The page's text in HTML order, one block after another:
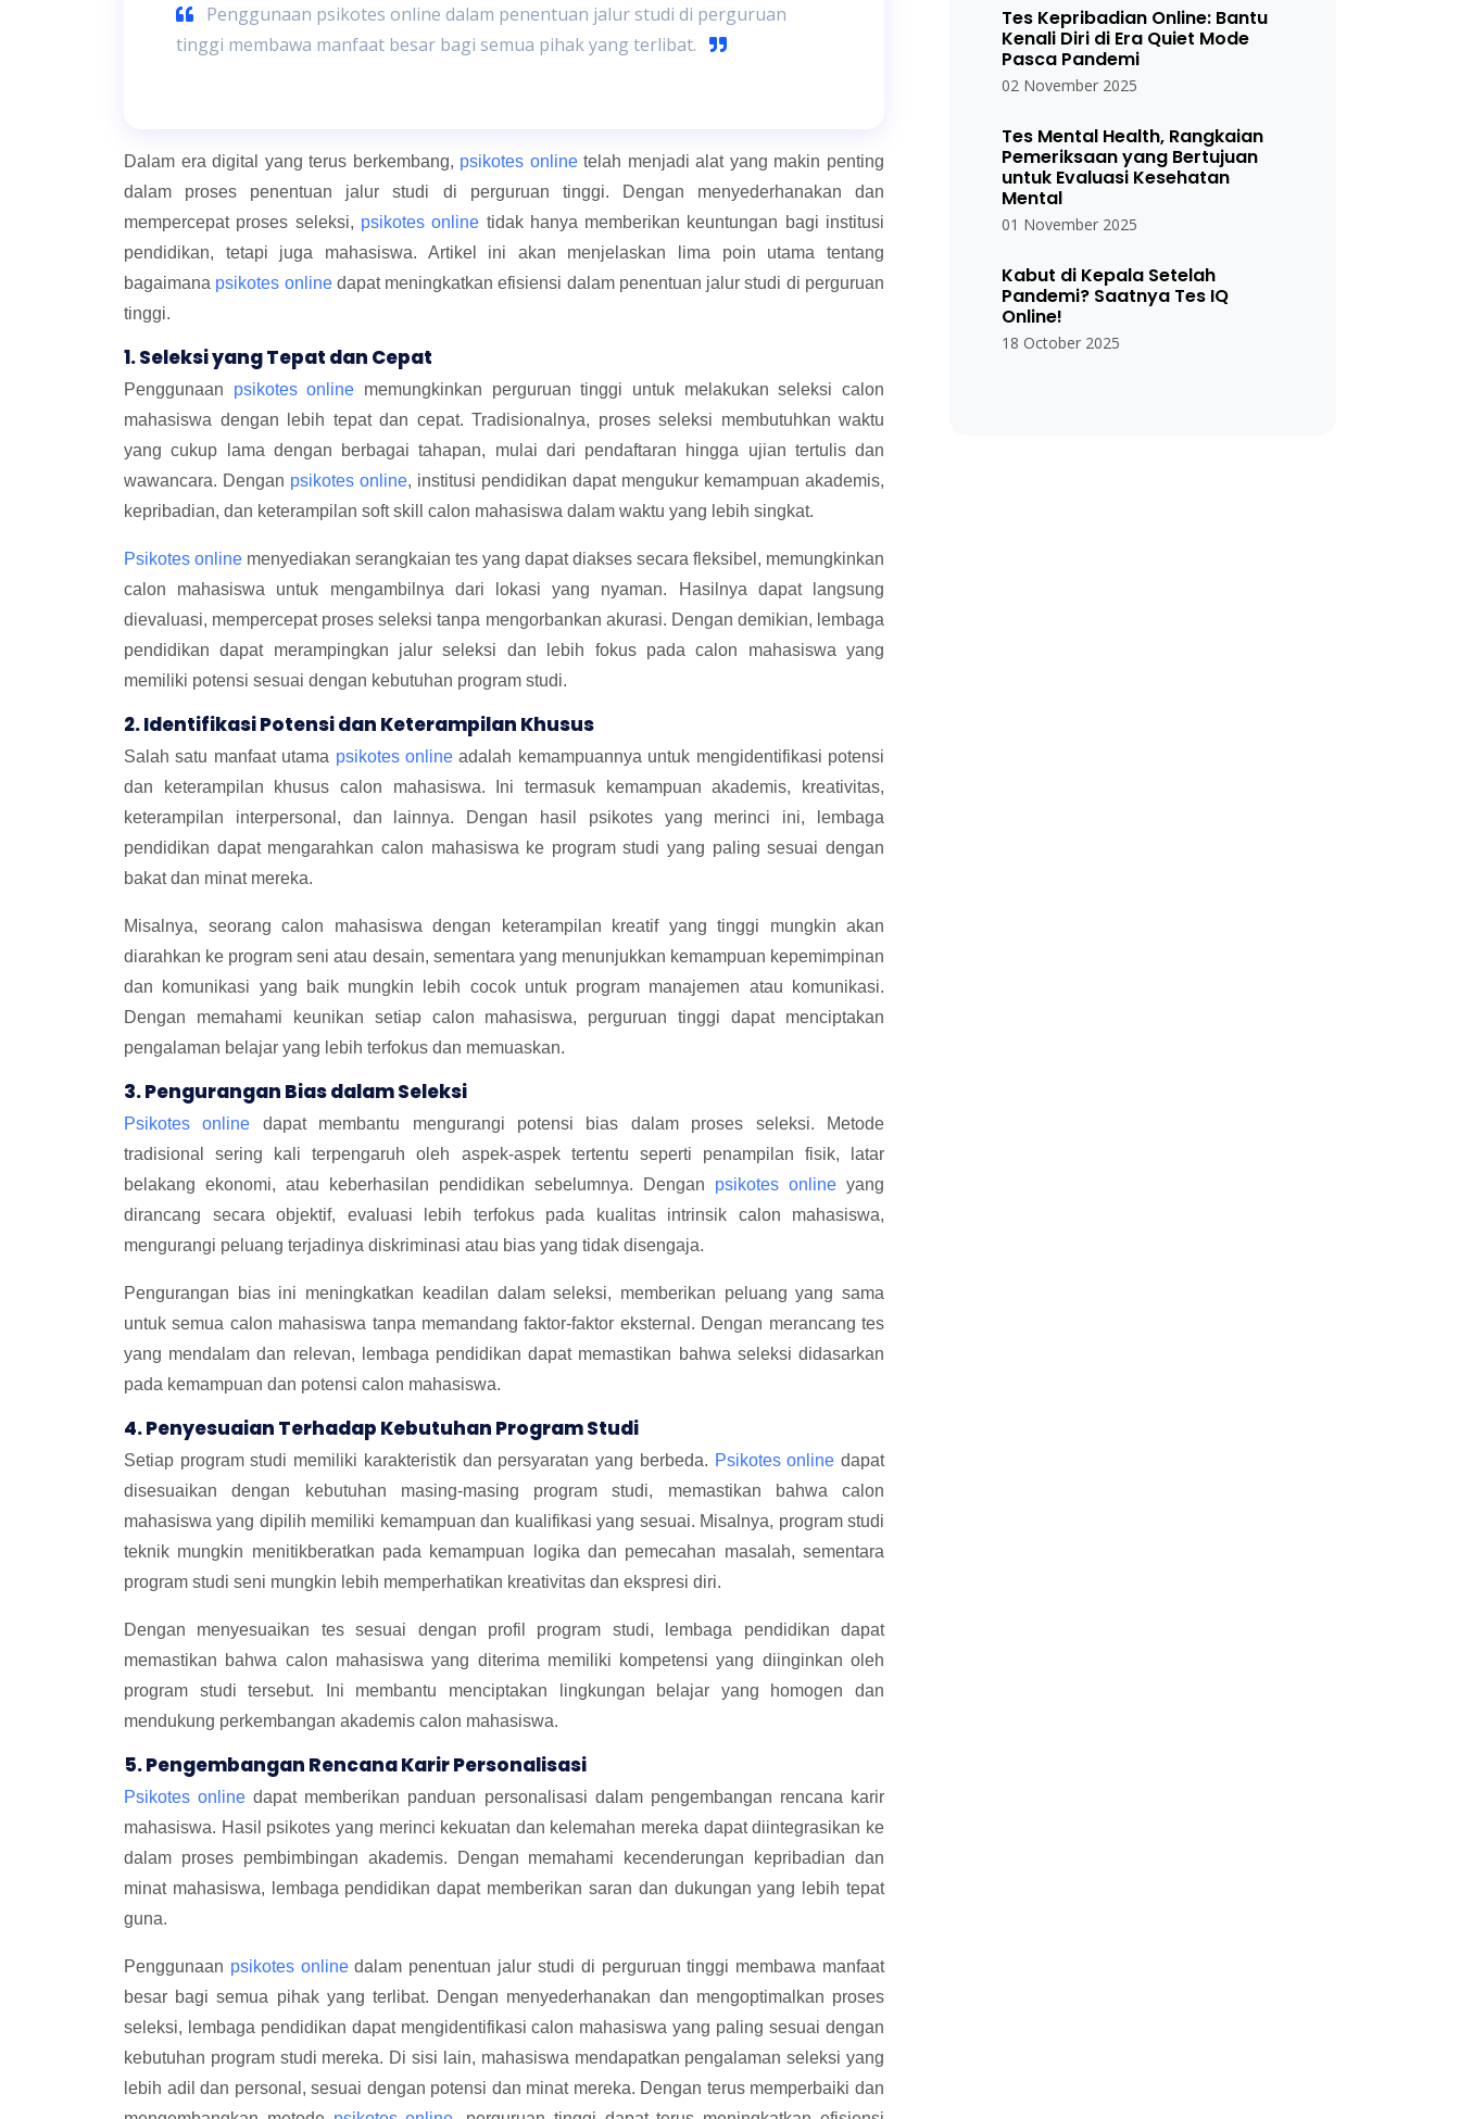
Penggunaan psikotes online dalam penentuan jalur studi di perguruan
tinggi membawa manfaat besar bagi semua pihak yang terlibat.
Dalam era digital yang terus berkembang, psikotes onlinetelah menjadi alat yang makin penting
dalam proses penentuan jalur studi di perguruan tinggi. Dengan menyederhanakan dan
mempercepat proses seleksi, psikotes online tidak hanya memberikan keuntungan bagi institusi
pendidikan, tetapi juga mahasiswa. Artikel ini akan menjelaskan lima poin utama tentang
bagaimana psikotes onlinedapat meningkatkan efisiensi dalam penentuan jalur studi di perguruan
tinggi.
1. Seleksi yang Tepat dan Cepat
Penggunaan psikotes online memungkinkan perguruan tinggi untuk melakukan seleksi calon
mahasiswa dengan lebih tepat dan cepat. Tradisionalnya, proses seleksi membutuhkan waktu
yang cukup lama dengan berbagai tahapan, mulai dari pendaftaran hingga ujian tertulis dan
wawancara. Dengan psikotes online, institusi pendidikan dapat mengukur kemampuan akademis,
kepribadian, dan keterampilan soft skill calon mahasiswa dalam waktu yang lebih singkat.
Psikotes online menyediakan serangkaian tes yang dapat diakses secara fleksibel, memungkinkan
calon mahasiswa untuk mengambilnya dari lokasi yang nyaman. Hasilnya dapat langsung
dievaluasi, mempercepat proses seleksi tanpa mengorbankan akurasi. Dengan demikian, lembaga
pendidikan dapat merampingkan jalur seleksi dan lebih fokus pada calon mahasiswa yang
memiliki potensi sesuai dengan kebutuhan program studi.
2. Identifikasi Potensi dan Keterampilan Khusus
Salah satu manfaat utama psikotes online adalah kemampuannya untuk mengidentifikasi potensi
dan keterampilan khusus calon mahasiswa. Ini termasuk kemampuan akademis, kreativitas,
keterampilan interpersonal, dan lainnya. Dengan hasil psikotes yang merinci ini, lembaga
pendidikan dapat mengarahkan calon mahasiswa ke program studi yang paling sesuai dengan
bakat dan minat mereka.
Misalnya, seorang calon mahasiswa dengan keterampilan kreatif yang tinggi mungkin akan
diarahkan ke program seni atau desain, sementara yang menunjukkan kemampuan kepemimpinan
dan komunikasi yang baik mungkin lebih cocok untuk program manajemen atau komunikasi.
Dengan memahami keunikan setiap calon mahasiswa, perguruan tinggi dapat menciptakan
pengalaman belajar yang lebih terfokus dan memuaskan.
3. Pengurangan Bias dalam Seleksi
Psikotes online dapat membantu mengurangi potensi bias dalam proses seleksi. Metode
tradisional sering kali terpengaruh oleh aspek-aspek tertentu seperti penampilan fisik, latar
belakang ekonomi, atau keberhasilan pendidikan sebelumnya. Dengan psikotes online yang
dirancang secara objektif, evaluasi lebih terfokus pada kualitas intrinsik calon mahasiswa,
mengurangi peluang terjadinya diskriminasi atau bias yang tidak disengaja.
Pengurangan bias ini meningkatkan keadilan dalam seleksi, memberikan peluang yang sama
untuk semua calon mahasiswa tanpa memandang faktor-faktor eksternal. Dengan merancang tes
yang mendalam dan relevan, lembaga pendidikan dapat memastikan bahwa seleksi didasarkan
pada kemampuan dan potensi calon mahasiswa.
4. Penyesuaian Terhadap Kebutuhan Program Studi
Setiap program studi memiliki karakteristik dan persyaratan yang berbeda. Psikotes online dapat
disesuaikan dengan kebutuhan masing-masing program studi, memastikan bahwa calon
mahasiswa yang dipilih memiliki kemampuan dan kualifikasi yang sesuai. Misalnya, program studi
teknik mungkin menitikberatkan pada kemampuan logika dan pemecahan masalah, sementara
program studi seni mungkin lebih memperhatikan kreativitas dan ekspresi diri.
Dengan menyesuaikan tes sesuai dengan profil program studi, lembaga pendidikan dapat
memastikan bahwa calon mahasiswa yang diterima memiliki kompetensi yang diinginkan oleh
program studi tersebut. Ini membantu menciptakan lingkungan belajar yang homogen dan
mendukung perkembangan akademis calon mahasiswa.
5. Pengembangan Rencana Karir Personalisasi
Psikotes online dapat memberikan panduan personalisasi dalam pengembangan rencana karir
mahasiswa. Hasil psikotes yang merinci kekuatan dan kelemahan mereka dapat diintegrasikan ke
dalam proses pembimbingan akademis. Dengan memahami kecenderungan kepribadian dan
minat mahasiswa, lembaga pendidikan dapat memberikan saran dan dukungan yang lebih tepat
guna.
Penggunaan psikotes onlinedalam penentuan jalur studi di perguruan tinggi membawa manfaat
besar bagi semua pihak yang terlibat. Dengan menyederhanakan dan mengoptimalkan proses
seleksi, lembaga pendidikan dapat mengidentifikasi calon mahasiswa yang paling sesuai dengan
kebutuhan program studi mereka. Di sisi lain, mahasiswa mendapatkan pengalaman seleksi yang
lebih adil dan personal, sesuai dengan potensi dan minat mereka. Dengan terus memperbaiki dan
Tes Kepribadian Online: Bantu
Kenali Diri di Era Quiet Mode
Pasca Pandemi
02 November 2025
Tes Mental Health, Rangkaian
Pemeriksaan yang Bertujuan
untuk Evaluasi Kesehatan
Mental
01 November 2025
Kabut di Kepala Setelah
Pandemi? Saatnya Tes IQ
Online!
18 October 2025